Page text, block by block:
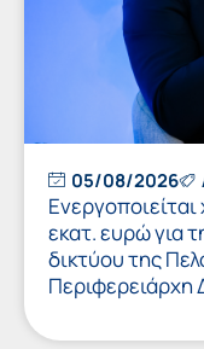
05/08/2026
εκατ. ευρώ για
δικτύου της